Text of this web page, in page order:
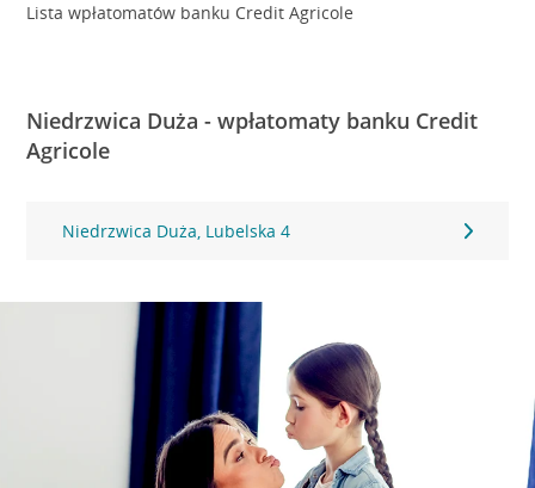
Lista wpłatomatów banku Credit Agricole
Niedrzwica Duża - wpłatomaty banku Credit
Agricole
Niedrzwica Duża, Lubelska 4